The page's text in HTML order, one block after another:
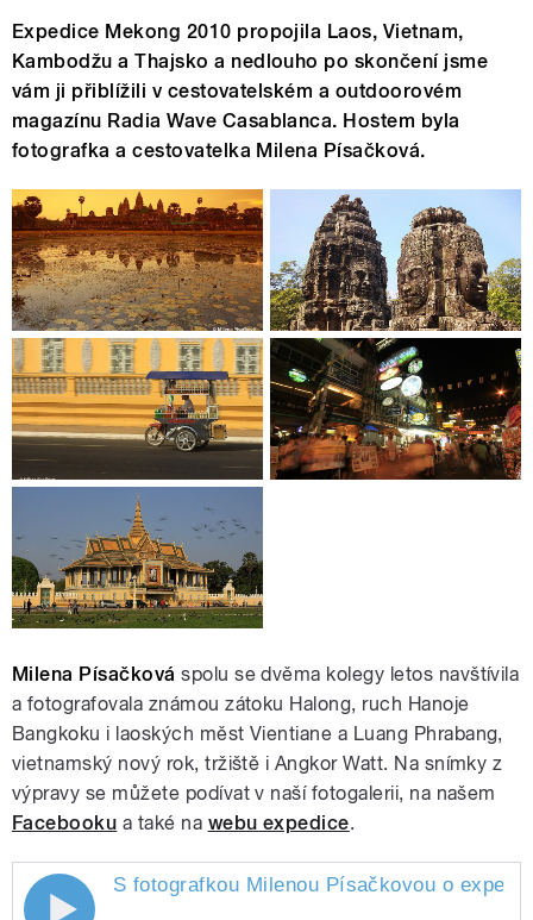
Expedice Mekong 2010 propojila Laos, Vietnam,
Kambodžu a Thajsko a nedlouho po skončení jsme
vám ji přiblížili v cestovatelském a outdoorovém
magazínu Radia Wave Casablanca. Hostem byla
fotografka a cestovatelka Milena Písačková.
Milena Písačková spolu se dvěma kolegy letos navštívila
a fotografovala známou zátoku Halong, ruch Hanoje
Bangkoku i laoských měst Vientiane a Luang Phrabang,
vietnamský nový rok, tržiště i Angkor Watt. Na snímky z
výpravy se můžete podívat v naší fotogalerii, na našem
Facebooku a také na webu expedice.
S fotografkou Milenou Písačkovou o
S fotografkou Milenou Písačkovou o